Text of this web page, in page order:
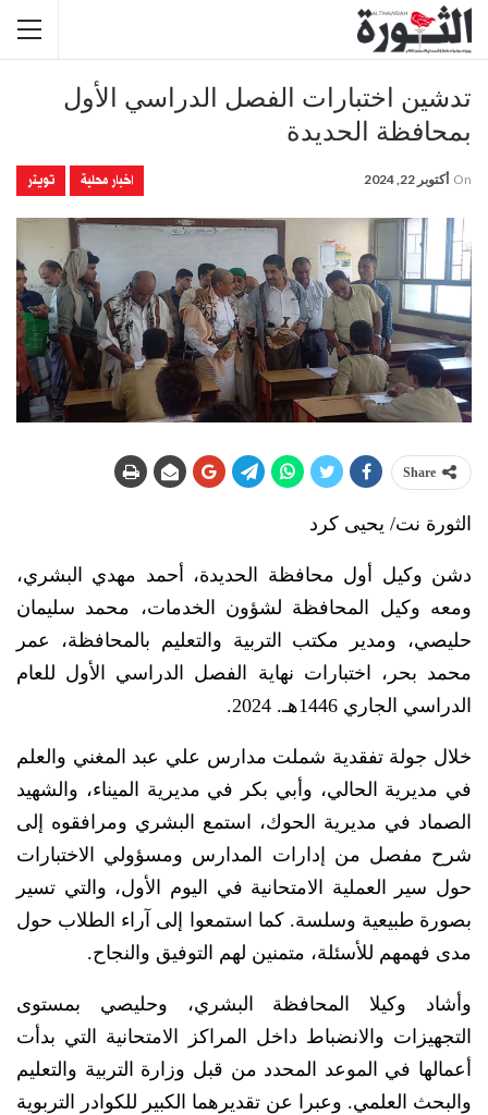
تدشين اختبارات الفصل الدراسي الأول
بمحافظة الحديدة
اخبار محلية تويتر On أكتوبر 22, 2024
Share
الثورة نت/ يحيى كرد
دشن وكيل أول محافظة الحديدة، أحمد مهدي البشري،
ومعه وكيل المحافظة لشؤون الخدمات، محمد سليمان
حليصي، ومدير مكتب التربية والتعليم بالمحافظة، عمر
محمد بحر، اختبارات نهاية الفصل الدراسي الأول للعام
الدراسي الجاري 1446هـ. 2024.
خلال جولة تفقدية شملت مدارس علي عبد المغني والعلم
في مديرية الحالي، وأبي بكر في مديرية الميناء، والشهيد
الصماد في مديرية الحوك، استمع البشري ومرافقوه إلى
شرح مفصل من إدارات المدارس ومسؤولي الاختبارات
حول سير العملية الامتحانية في اليوم الأول، والتي تسير
بصورة طبيعية وسلسة. كما استمعوا إلى آراء الطلاب حول
مدى فهمهم للأسئلة، متمنين لهم التوفيق والنجاح.
وأشاد وكيلا المحافظة البشري، وحليصي بمستوى
التجهيزات والانضباط داخل المراكز الامتحانية التي بدأت
أعمالها في الموعد المحدد من قبل وزارة التربية والتعليم
والبحث العلمي. وعبرا عن تقديرهما الكبير للكوادر التربوية